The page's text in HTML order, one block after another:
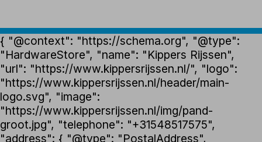
{ "@context": "https://schema.org", "@type":
"HardwareStore", "name": "Kippers Rijssen",
"url": "https://www.kippersrijssen.nl/", "logo":
"https://www.kippersrijssen.nl/header/main-
logo.svg", "image":
"https://www.kippersrijssen.nl/img/pand-
groot.jpg", "telephone": "+31548517575",
"address": { "@type": "PostalAddress",